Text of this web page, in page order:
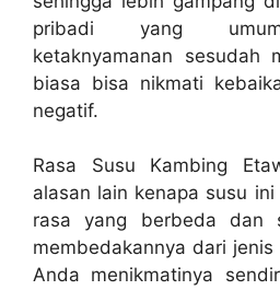
pribadi yang
ketaknyamanan sesudah
biasa bisa nikmati
negatif.
Rasa Susu Kambing
alasan lain kenapa susu
rasa yang berbeda dan
membedakannya dari
Anda menikmatinya